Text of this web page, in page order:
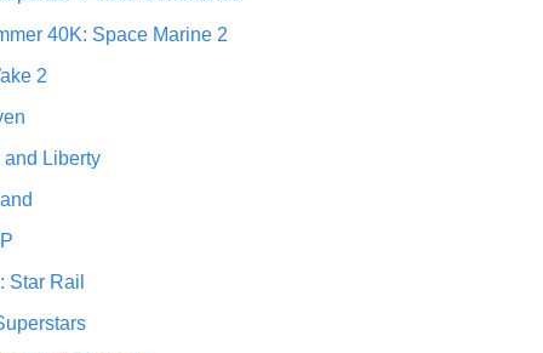
40K: Space Marine 2
2
and Liberty
Star Rail